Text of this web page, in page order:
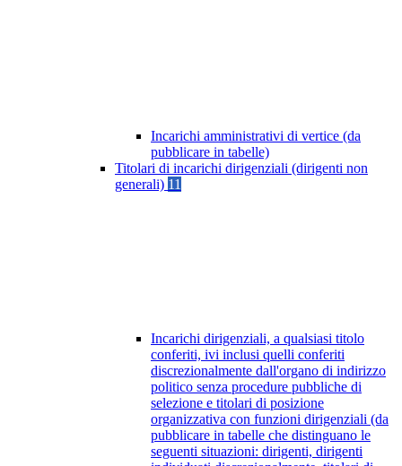
Incarichi amministrativi di vertice (da
pubblicare in tabelle)
Titolari di incarichi dirigenziali (dirigenti non
generali) 11
Incarichi dirigenziali, a qualsiasi titolo
conferiti, ivi inclusi quelli conferiti
discrezionalmente dall'organo di indirizzo
politico senza procedure pubbliche di
selezione e titolari di posizione
organizzativa con funzioni dirigenziali (da
pubblicare in tabelle che distinguano le
seguenti situazioni: dirigenti, dirigenti